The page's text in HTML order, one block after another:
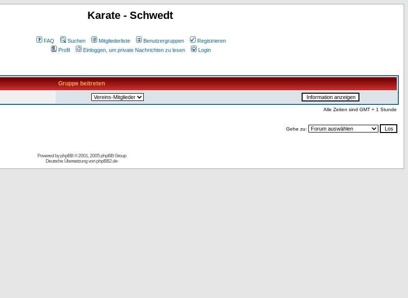
Karate - Schwedt
FAQ Suchen Mitgliederliste Benutzergruppen
Registrieren
Profil
Einloggen, um private Nachrichten zu lesen Login
Gruppe beitreten
Alle Zeiten sind GMT + 1 Stunde
Gehe zu:
Powered byphpBB© 2001, 2005 phpBB Group
Deutsche Übersetzung vonphpBB2.de